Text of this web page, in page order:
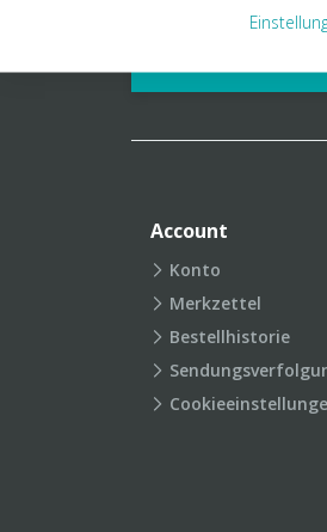
Verpackungslexikon
Account
Konto
Merkzettel
Bestellhistorie